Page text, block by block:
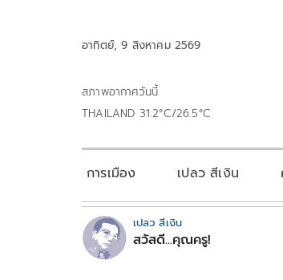
อาทิตย์, 9 สิงหาคม 2569
สภาพอากาศวันนี้
THAILAND 31.2°C/26.5°C
การเมือง เปลว สีเงิน
เปลว สีเงิน
สวัสดี...คุณครู!